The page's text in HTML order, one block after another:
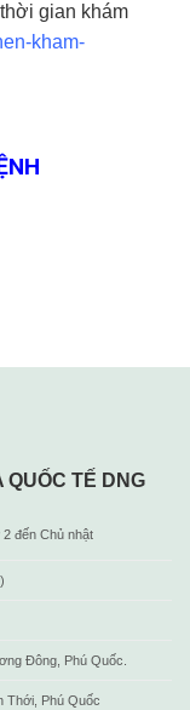
gian khám
kham-
QUỐC TẾ DNG
đến Chủ nhật
Đông, Phú Quốc.
Thới, Phú Quốc